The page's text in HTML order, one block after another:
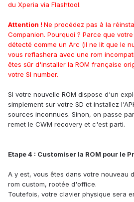
du Xperia via Flashtool.
Attention ! Ne procédez pas à la
Companion. Pourquoi ? Parce que
détecté comme un Arc (il ne lit que le
vous reflashera avec une rom
êtes sûr d'installer la ROM française
votre SI number.
SI votre nouvelle ROM dispose d'un
simplement sur votre SD et installez
sources inconnues. Sinon, on passe
remet le CWM recovery et c'est parti.
Etape 4 : Customiser la ROM pour le
A y est, vous êtes dans votre nouveau
rom custom, rootée d'office.
Toutefois, votre clavier physique sera